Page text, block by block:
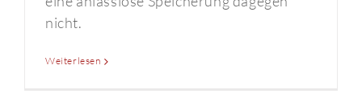
nicht.
Weiterlesen